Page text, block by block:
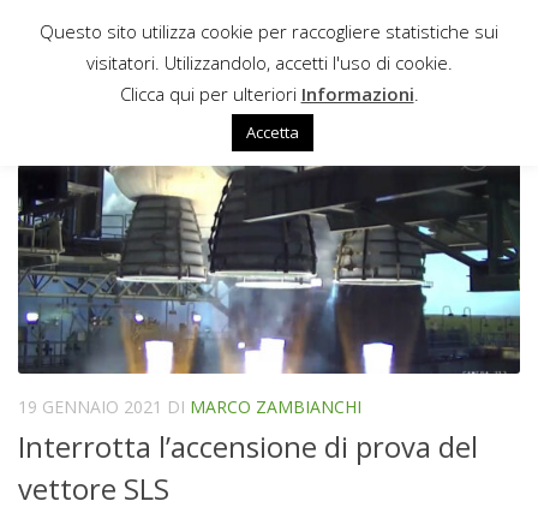
Sotto il contenuto
19 GENNAIO 2021 DI MARCO ZAMBIANCHI
Interrotta l’accensione di prova del
vettore SLS
Questo sito utilizza cookie per raccogliere statistiche sui
visitatori. Utilizzandolo, accetti l'uso di cookie.
Clicca qui per ulteriori Informazioni
Accetta